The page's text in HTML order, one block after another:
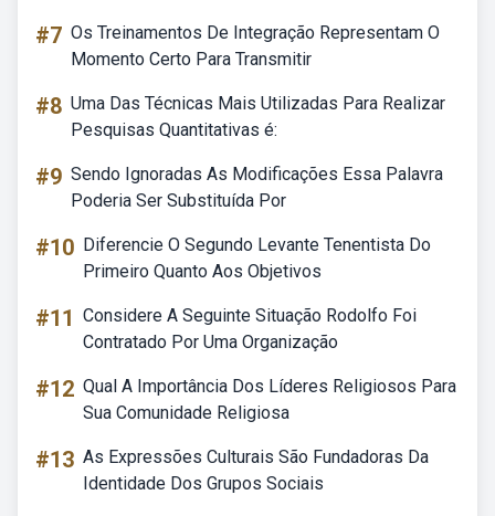
#7 Os Treinamentos De Integração Representam O
Momento Certo Para Transmitir
#8 Uma Das Técnicas Mais Utilizadas Para Realizar
Pesquisas Quantitativas é:
#9 Sendo Ignoradas As Modificações Essa Palavra
Poderia Ser Substituída Por
#10 Diferencie O Segundo Levante Tenentista Do
Primeiro Quanto Aos Objetivos
#11 Considere A Seguinte Situação Rodolfo Foi
Contratado Por Uma Organização
#12 Qual A Importância Dos Líderes Religiosos Para
Sua Comunidade Religiosa
#13 As Expressões Culturais São Fundadoras Da
Identidade Dos Grupos Sociais